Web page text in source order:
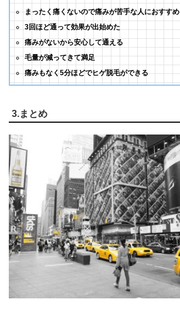
まったく痛くないので痛みが苦手な人におすすめ
3回ほど通って効果が出始めた
痛みがないから安心して通える
毛量が減ってきて満足
痛みもなく5分ほどでヒゲ脱毛ができる
3.まとめ